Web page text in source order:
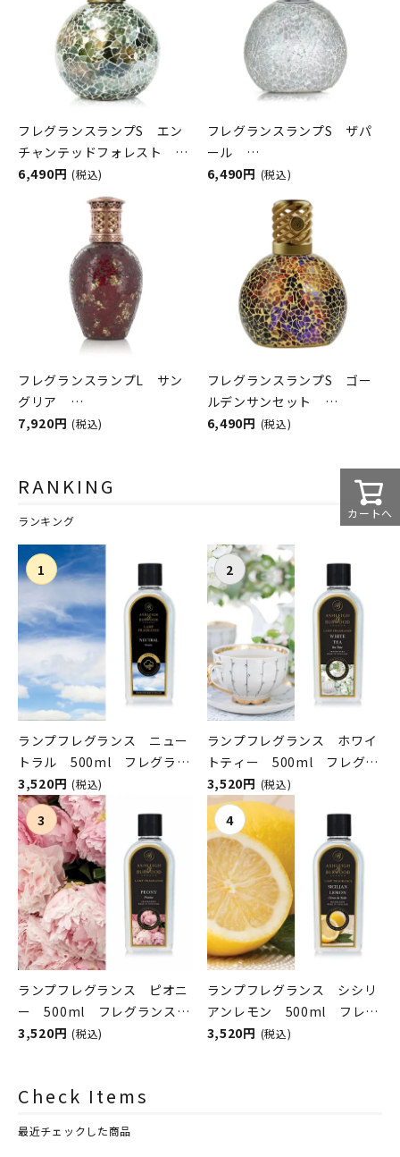
フレグランスランプS エン
チャンテッドフォレスト
ASHLEIGH&BURWOOD（ア
シュレイアンドバーウッド）
6,490円 (税込)
フレグランスランプS ザパ
ール
ASHLEIGH&BURWOOD（ア
6,490円 (税込)
フレグランスランプL サン
グリア
ASHLEIGH&BURWOOD（ア
7,920円 (税込)
フレグランスランプS ゴー
ルデンサンセット
ASHLEIGH&BURWOOD（ア
6,490円 (税込)
RANKING
ランキング
ランプフレグランス ニュー
トラル 500ml フレグラン
スランプ用オイル
ASHLEIGH&BURWOOD（ア
シュレイアンドバーウッド）
3,520円 (税込)
ランプフレグランス ホワイ
トティー 500ml フレグラ
ンスランプ用オイル
ASHLEIGH&BURWOOD（ア
シュレイアンドバーウッド）
3,520円 (税込)
ランプフレグランス ピオニ
ー 500ml フレグランスラ
ンプ用オイル
3,520円 (税込)
ランプフレグランス シシリ
アンレモン 500ml フレグ
ランスランプ用オイル
3,520円 (税込)
Check Items
最近チェックした商品
カートへ